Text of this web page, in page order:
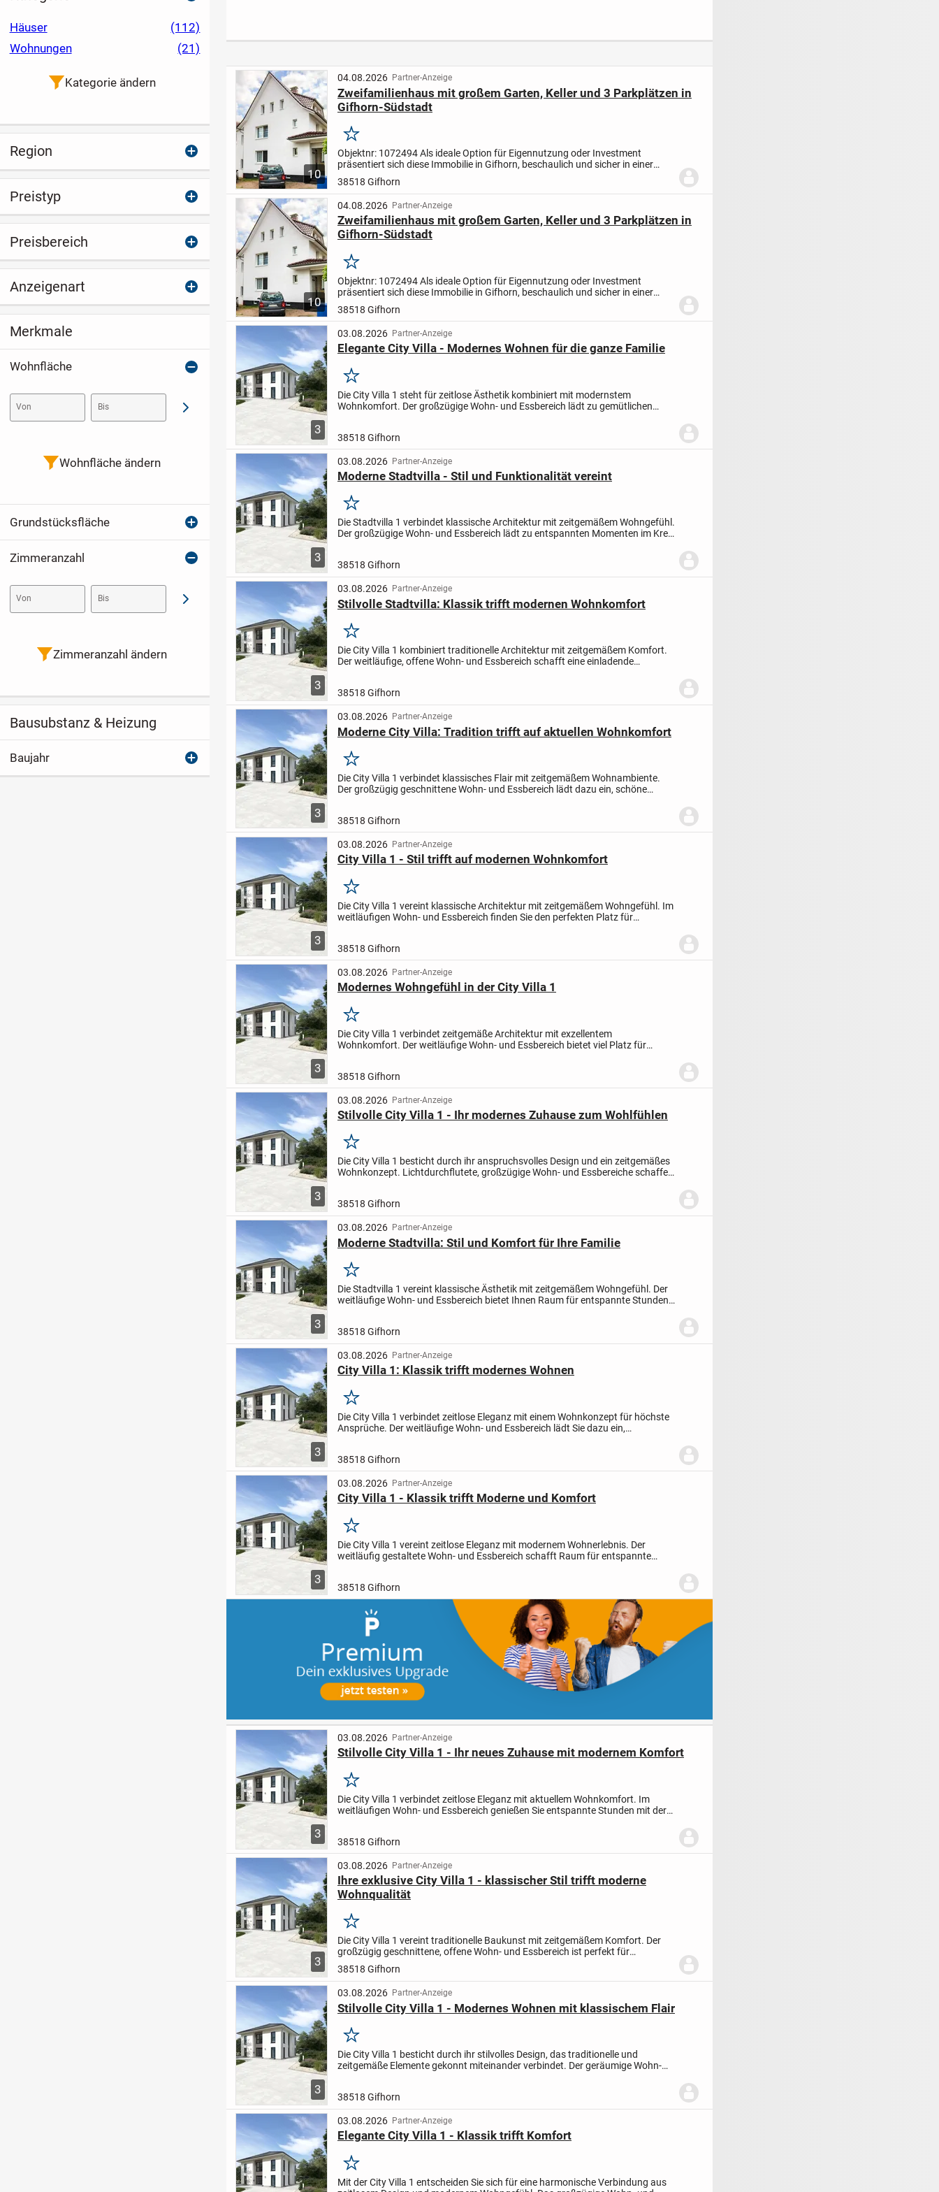
10
04.08.2026 Partner-Anzeige
Zweifamilienhaus mit großem Garten, Keller und 3 Parkplätzen in
Gifhorn-Südstadt
Merken
Objektnr: 1072494Als ideale Option für Eigennutzung oder Investment
präsentiert sich diese Immobilie in Gifhorn, beschaulich und sicher in einer
Nebenstraße. Dank seines gepflegten Zustands...
38518 Gifhorn
10
04.08.2026 Partner-Anzeige
Zweifamilienhaus mit großem Garten, Keller und 3 Parkplätzen in
Gifhorn-Südstadt
Merken
Objektnr: 1072494Als ideale Option für Eigennutzung oder Investment
präsentiert sich diese Immobilie in Gifhorn, beschaulich und sicher in einer
Nebenstraße. Dank seines gepflegten Zustands...
38518 Gifhorn
3
03.08.2026 Partner-Anzeige
Elegante City Villa - Modernes Wohnen für die ganze Familie
Merken
Die City Villa 1 steht für zeitlose Ästhetik kombiniert mit modernstem
Wohnkomfort. Der großzügige Wohn- und Essbereich lädt zu gemütlichen
38518 Gifhorn
3
03.08.2026 Partner-Anzeige
Moderne Stadtvilla - Stil und Funktionalität vereint
Merken
Die Stadtvilla 1 verbindet klassische Architektur mit zeitgemäßem Wohngefühl.
Der großzügige Wohn- und Essbereich lädt zu entspannten Momenten im Kreis
38518 Gifhorn
3
03.08.2026 Partner-Anzeige
Stilvolle Stadtvilla: Klassik trifft modernen Wohnkomfort
Merken
Die City Villa 1 kombiniert traditionelle Architektur mit zeitgemäßem Komfort.
Der weitläufige, offene Wohn- und Essbereich schafft eine einladende
38518 Gifhorn
3
03.08.2026 Partner-Anzeige
Moderne City Villa: Tradition trifft auf aktuellen Wohnkomfort
Merken
Die City Villa 1 verbindet klassisches Flair mit zeitgemäßem Wohnambiente.
Der großzügig geschnittene Wohn- und Essbereich lädt dazu ein, schöne
38518 Gifhorn
3
03.08.2026 Partner-Anzeige
City Villa 1 - Stil trifft auf modernen Wohnkomfort
Merken
Die City Villa 1 vereint klassische Architektur mit zeitgemäßem Wohngefühl. Im
weitläufigen Wohn- und Essbereich finden Sie den perfekten Platz für
38518 Gifhorn
3
03.08.2026 Partner-Anzeige
Modernes Wohngefühl in der City Villa 1
Merken
Die City Villa 1 verbindet zeitgemäße Architektur mit exzellentem
Wohnkomfort. Der weitläufige Wohn- und Essbereich bietet viel Platz für
38518 Gifhorn
3
03.08.2026 Partner-Anzeige
Stilvolle City Villa 1 - Ihr modernes Zuhause zum Wohlfühlen
Merken
Die City Villa 1 besticht durch ihr anspruchsvolles Design und ein zeitgemäßes
Wohnkonzept. Lichtdurchflutete, großzügige Wohn- und Essbereiche schaffen
38518 Gifhorn
3
03.08.2026 Partner-Anzeige
Moderne Stadtvilla: Stil und Komfort für Ihre Familie
Merken
Die Stadtvilla 1 vereint klassische Ästhetik mit zeitgemäßem Wohngefühl. Der
weitläufige Wohn- und Essbereich bietet Ihnen Raum für entspannte Stunden
38518 Gifhorn
3
03.08.2026 Partner-Anzeige
City Villa 1: Klassik trifft modernes Wohnen
Merken
Die City Villa 1 verbindet zeitlose Eleganz mit einem Wohnkonzept für höchste
Ansprüche. Der weitläufige Wohn- und Essbereich lädt Sie dazu ein,
38518 Gifhorn
3
03.08.2026 Partner-Anzeige
City Villa 1 - Klassik trifft Moderne und Komfort
Merken
Die City Villa 1 vereint zeitlose Eleganz mit modernem Wohnerlebnis. Der
weitläufig gestaltete Wohn- und Essbereich schafft Raum für entspannte
38518 Gifhorn
3
03.08.2026 Partner-Anzeige
Stilvolle City Villa 1 - Ihr neues Zuhause mit modernem Komfort
Merken
Die City Villa 1 verbindet zeitlose Eleganz mit aktuellem Wohnkomfort. Im
weitläufigen Wohn- und Essbereich genießen Sie entspannte Stunden mit der
38518 Gifhorn
3
03.08.2026 Partner-Anzeige
Ihre exklusive City Villa 1 - klassischer Stil trifft moderne
Wohnqualität
Merken
Die City Villa 1 vereint traditionelle Baukunst mit zeitgemäßem Komfort. Der
großzügig geschnittene, offene Wohn- und Essbereich ist perfekt für
entspannte Familienabende oder fröhliche Runden mit...
38518 Gifhorn
3
03.08.2026 Partner-Anzeige
Stilvolle City Villa 1 - Modernes Wohnen mit klassischem Flair
Merken
Die City Villa 1 besticht durch ihr stilvolles Design, das traditionelle und
zeitgemäße Elemente gekonnt miteinander verbindet. Der geräumige Wohn-
38518 Gifhorn
03.08.2026 Partner-Anzeige
Elegante City Villa 1 - Klassik trifft Komfort
Merken
Mit der City Villa 1 entscheiden Sie sich für eine harmonische Verbindung aus
Häuser
(112)
Wohnungen
(21)
Kategorie ändern
Region
Preistyp
Preisbereich
Anzeigenart
Merkmale
Wohnfläche
Von Bis Abschicken
Wohnfläche ändern
Grundstücksfläche
Zimmeranzahl
Von Bis Abschicken
Zimmeranzahl ändern
Bausubstanz & Heizung
Baujahr